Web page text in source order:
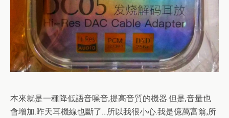
本來就是一種降低語音噪音,提高音質的機器.但是,音量也
會增加.昨天耳機線也斷了…所以我很小心.我是億萬富翁,所